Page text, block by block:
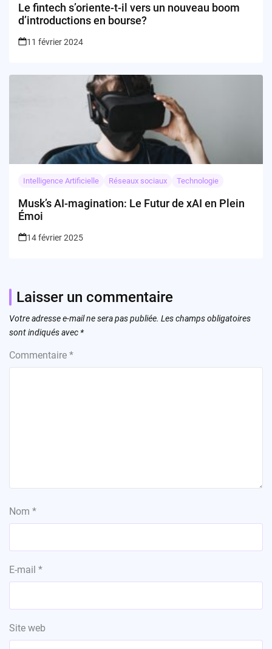
Le fintech s’oriente-t-il vers un nouveau boom
d’introductions en bourse?
11 février 2024
Intelligence Artificielle Réseaux sociaux Technologie
Musk’s AI-magination: Le Futur de xAI en Plein
Émoi
14 février 2025
Laisser un commentaire
Votre adresse e-mail ne sera pas publiée. Les champs obligatoires
sont indiqués avec *
Commentaire *
Nom *
E-mail *
Site web